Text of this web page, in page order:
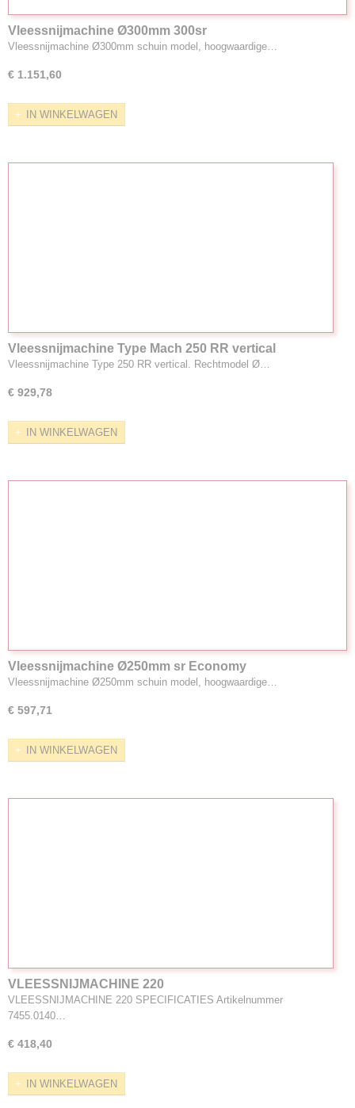
Vleessnijmachine Ø300mm 300sr
Vleessnijmachine Ø300mm schuin model, hoogwaardige…
€ 1.151,60
IN WINKELWAGEN
Vleessnijmachine Type Mach 250 RR vertical
Vleessnijmachine Type 250 RR vertical. Rechtmodel Ø…
€ 929,78
IN WINKELWAGEN
Vleessnijmachine Ø250mm sr Economy
Vleessnijmachine Ø250mm schuin model, hoogwaardige…
€ 597,71
IN WINKELWAGEN
VLEESSNIJMACHINE 220
VLEESSNIJMACHINE 220 SPECIFICATIES Artikelnummer
7455.0140…
€ 418,40
IN WINKELWAGEN